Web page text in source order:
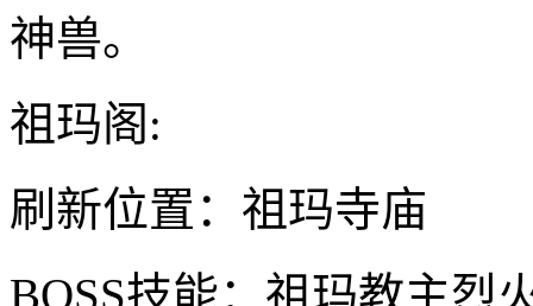
神兽。
祖玛阁:
刷新位置：祖玛寺庙
BOSS技能：祖玛教主烈